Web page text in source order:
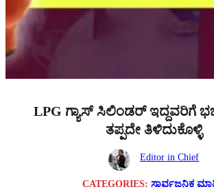
LPG ಗ್ಯಾಸ್ ಸಿಲಿಂಡರ್ ಇದ್ದವರಿಗೆ
ತಪ್ಪದೇ ತಿಳಿದುಕೊಳ್ಳಿ
Editor in Chief
CATEGORIES: ಸಾರ್ವಜನಿಕ